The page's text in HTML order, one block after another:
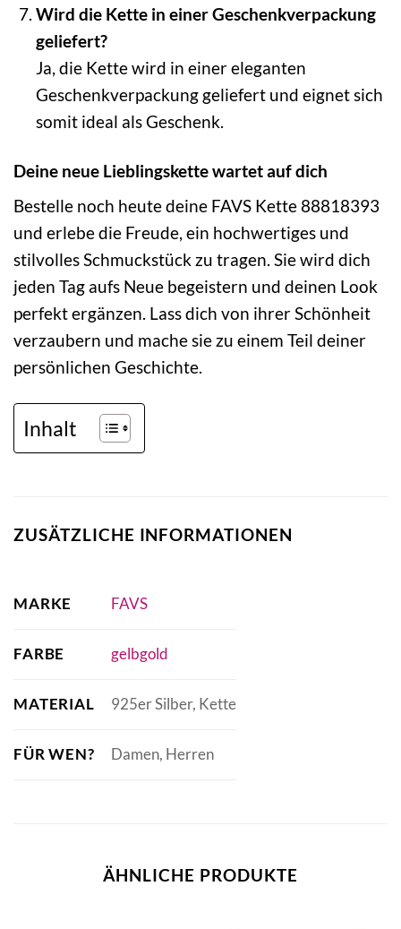
Wird die Kette in einer Geschenkverpackung
geliefert?
Ja, die Kette wird in einer eleganten
Geschenkverpackung geliefert und eignet sich
somit ideal als Geschenk.
Deine neue Lieblingskette wartet auf dich
Bestelle noch heute deine FAVS Kette 88818393
und erlebe die Freude, ein hochwertiges und
stilvolles Schmuckstück zu tragen. Sie wird dich
jeden Tag aufs Neue begeistern und deinen Look
perfekt ergänzen. Lass dich von ihrer Schönheit
verzaubern und mache sie zu einem Teil deiner
persönlichen Geschichte.
Inhalt
ZUSÄTZLICHE INFORMATIONEN
MARKE FAVS
FARBE gelbgold
MATERIAL 925er Silber, Kette
FÜR WEN? Damen, Herren
ÄHNLICHE PRODUKTE